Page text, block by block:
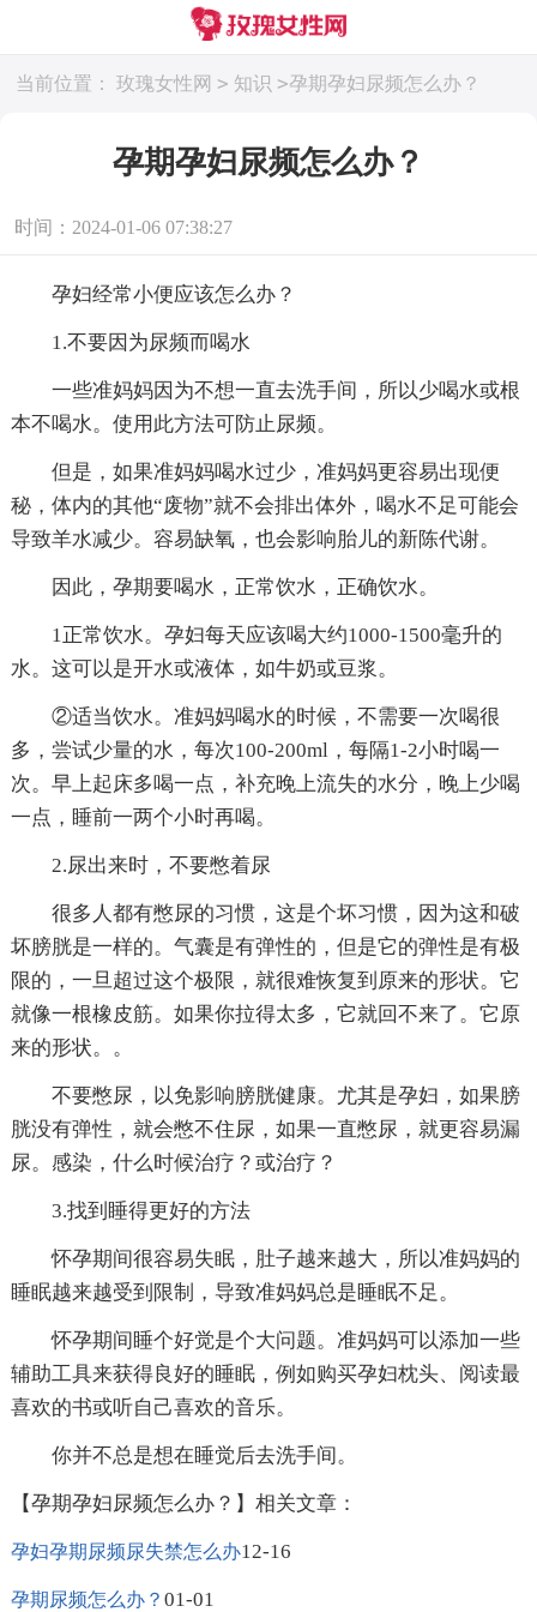
当前位置： 玫瑰女性网 > 知识 >孕期孕妇尿频怎么办？
孕期孕妇尿频怎么办？
时间：2024-01-06 07:38:27
孕妇经常小便应该怎么办？
1.不要因为尿频而喝水
一些准妈妈因为不想一直去洗手间，所以少喝水或根
本不喝水。使用此方法可防止尿频。
但是，如果准妈妈喝水过少，准妈妈更容易出现便
秘，体内的其他“废物”就不会排出体外，喝水不足可能会
导致羊水减少。容易缺氧，也会影响胎儿的新陈代谢。
因此，孕期要喝水，正常饮水，正确饮水。
1正常饮水。孕妇每天应该喝大约1000-1500毫升的
水。这可以是开水或液体，如牛奶或豆浆。
②适当饮水。准妈妈喝水的时候，不需要一次喝很
多，尝试少量的水，每次100-200ml，每隔1-2小时喝一
次。早上起床多喝一点，补充晚上流失的水分，晚上少喝
一点，睡前一两个小时再喝。
2.尿出来时，不要憋着尿
很多人都有憋尿的习惯，这是个坏习惯，因为这和破
坏膀胱是一样的。气囊是有弹性的，但是它的弹性是有极
限的，一旦超过这个极限，就很难恢复到原来的形状。它
就像一根橡皮筋。如果你拉得太多，它就回不来了。它原
来的形状。。
不要憋尿，以免影响膀胱健康。尤其是孕妇，如果膀
胱没有弹性，就会憋不住尿，如果一直憋尿，就更容易漏
尿。感染，什么时候治疗？或治疗？
3.找到睡得更好的方法
怀孕期间很容易失眠，肚子越来越大，所以准妈妈的
睡眠越来越受到限制，导致准妈妈总是睡眠不足。
怀孕期间睡个好觉是个大问题。准妈妈可以添加一些
辅助工具来获得良好的睡眠，例如购买孕妇枕头、阅读最
喜欢的书或听自己喜欢的音乐。
你并不总是想在睡觉后去洗手间。
【孕期孕妇尿频怎么办？】相关文章：
孕妇孕期尿频尿失禁怎么办12-16
孕期尿频怎么办？ 01-01